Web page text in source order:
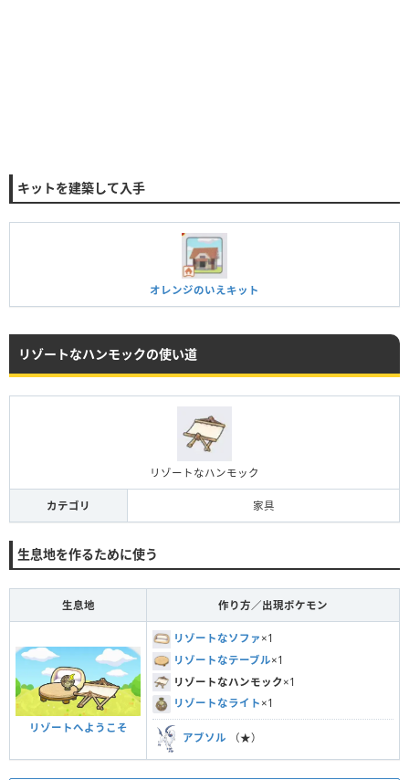
キットを建築して入手
オレンジのいえキット
リゾートなハンモックの使い道
リゾートなハンモック
カテゴリ 家具
生息地を作るために使う
生息地 作り方／出現ポケモン
リゾートへようこそ
リゾートなソファ ×1
リゾートなテーブル×1
リゾートなハンモック×1
リゾートなライト ×1
アブソル （★）